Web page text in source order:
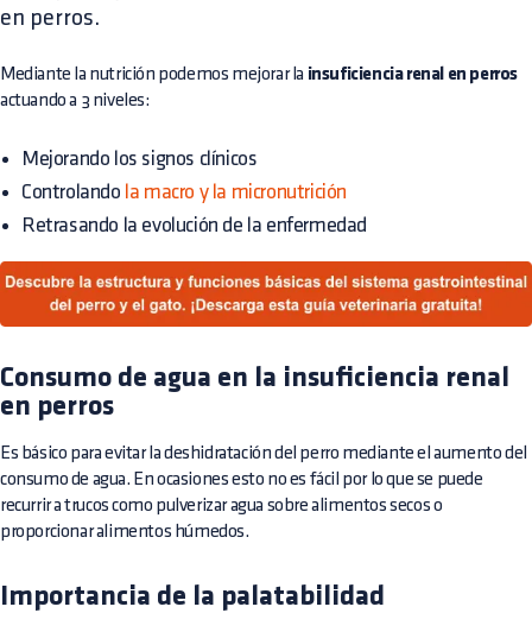
en perros.
Mediante la nutrición podemos mejorar la insuficiencia renal en perros
actuando a 3 niveles:
Mejorando los signos clínicos
Controlando la macro y la micronutrición
Retrasando la evolución de la enfermedad
Consumo de agua en la insuficiencia renal
en perros
Es básico para evitar la deshidratación del perro mediante el aumento del
consumo de agua. En ocasiones esto no es fácil por lo que se puede
recurrir a trucos como pulverizar agua sobre alimentos secos o
proporcionar alimentos húmedos.
Importancia de la palatabilidad